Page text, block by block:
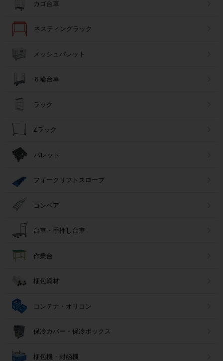
カゴ台車
ネスティングラック
メッシュパレット
６輪台車
ラック
Zラック
パレット
フォークリフトスロープ
コンベア
台車・手押し台車
作業台
梱包資材
コンテナ・オリコン
保冷カバー・保冷ボックス
梱包機・封函機